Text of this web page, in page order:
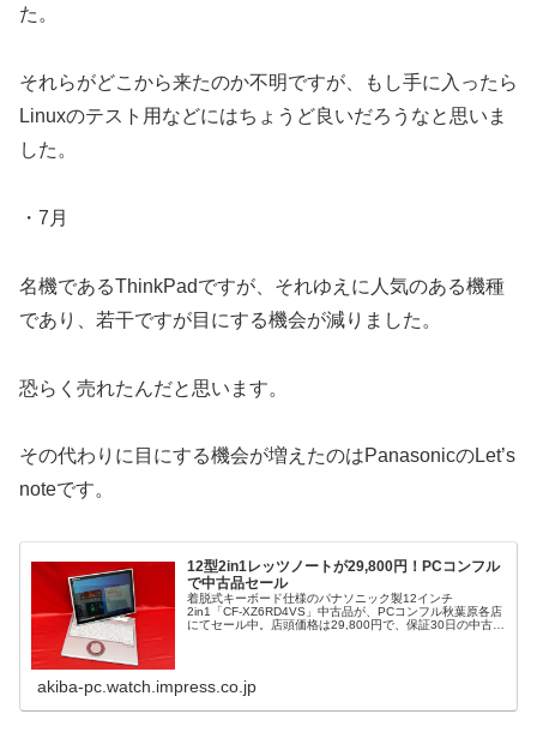
た。
それらがどこから来たのか不明ですが、もし手に入ったら
Linuxのテスト用などにはちょうど良いだろうなと思いま
した。
・7月
名機であるThinkPadですが、それゆえに人気のある機種
であり、若干ですが目にする機会が減りました。
恐らく売れたんだと思います。
その代わりに目にする機会が増えたのはPanasonicのLet’s
noteです。
12型2in1レッツノートが29,800円！PCコンフル
で中古品セール
着脱式キーボード仕様のパナソニック製12インチ
2in1「CF-XZ6RD4VS」中古品が、PCコンフル秋葉原各店
にてセール中。店頭価格は29,800円で、保証30日の中古品
akiba-pc.watch.impress.co.jp